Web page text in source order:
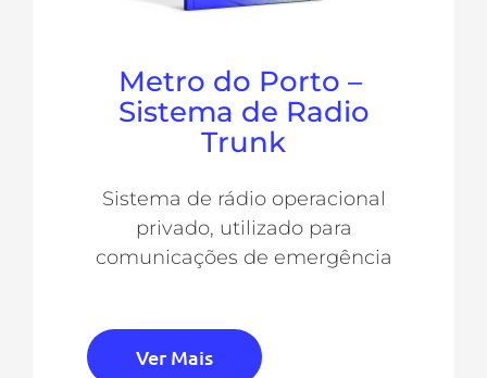
Metro do Porto –
Sistema de Radio
Trunk
Sistema de rádio operacional
privado, utilizado para
comunicações de emergência
Ver Mais